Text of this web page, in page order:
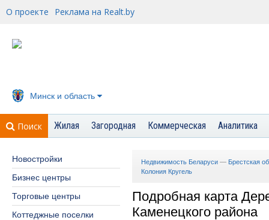
О проекте Реклама на Realt.by
Минск и область
Поиск Жилая Загородная Коммерческая Аналитика
Новостройки
Бизнес центры
Торговые центры
Коттеджные поселки
Недвижимость Беларуси — Брестская
Колония Кругель
Подробная карта
Каменецкого района